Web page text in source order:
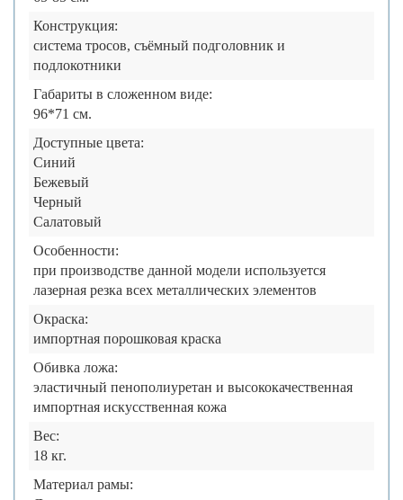
Конструкция:
система тросов, съёмный подголовник и
подлокотники
Габариты в сложенном виде:
96*71 см.
Доступные цвета:
Синий
Бежевый
Черный
Салатовый
Особенности:
при производстве данной модели используется
лазерная резка всех металлических элементов
Окраска:
импортная порошковая краска
Обивка ложа:
эластичный пенополиуретан и высококачественная
импортная искусственная кожа
Вес:
18 кг.
Материал рамы: